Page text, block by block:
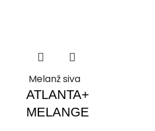
Melanž siva
ATLANTA+
MELANGE